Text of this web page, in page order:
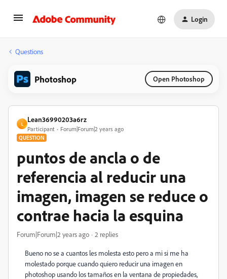
Login
Questions
Photoshop Open Photoshop
L
Lean36990203a6rz
Participant Forum|Forum|2 years ago
QUESTION
puntos de ancla o de
referencia al reducir una
imagen, imagen se reduce o
contrae hacia la esquina
Forum|Forum|2 years ago 2 replies
Bueno no se a cuantos les molesta esto pero a mi si me ha
molestado porque cuando quiero reducir una imagen en
photoshop usando los tamaños en la ventana de propiedades,